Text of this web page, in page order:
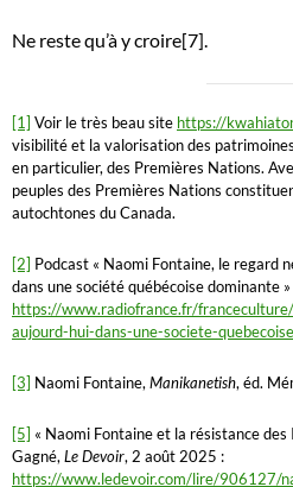
Ne reste qu’à y croire[7].
[1] Voir le très beau site https://
visibilité et la valorisation des
en particulier, des Premières Nations.
peuples des Premières Nations
autochtones du Canada.
[2] Podcast « Naomi Fontaine, le regard
dans une société québécoise dominante
https://www.radiofrance.fr/
aujourd-hui-dans-une-societe-
[3] Naomi Fontaine,Manikanetish, éd.
[5] « Naomi Fontaine et la résistance des
Gagné,Le Devoir, 2 août 2025 :
https://www.ledevoir.com/lire/906127/